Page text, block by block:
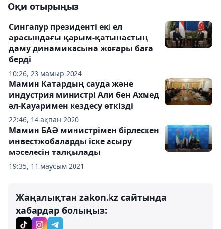
Оқи отырыңыз
10:26, 23 мамыр 2024
Сингапур президенті екі ел
арасындағы қарым-қатынастың
даму динамикасына жоғары баға
берді
22:46, 14 ақпан 2020
Мамин Катардың сауда және
индустрия министрі Али бен Ахмед
әл-Кауаримен кездесу өткізді
19:35, 11 маусым 2021
Мамин БАӘ министрімен бірлескен
инвестжобаларды іске асыру
мәселесін талқылады
Жаңалықтан zakon.kz сайтында
хабардар болыңыз: